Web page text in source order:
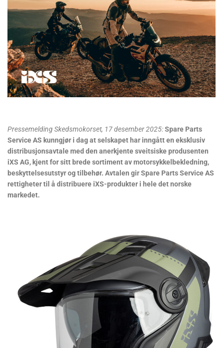
Pressemelding Skedsmokorset, 17 desember 2025:Spare Parts
Service AS kunngjør i dag at selskapet har inngått en eksklusiv
distribusjonsavtale med den anerkjente sveitsiske produsenten
iXS AG, kjent for sitt brede sortiment av motorsykkelbekledning,
beskyttelsesutstyr og tilbehør. Avtalen gir Spare Parts Service AS
rettigheter til å distribuere iXS-produkter i hele det norske
markedet.